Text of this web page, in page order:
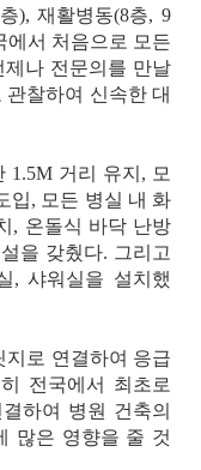
층),재활병동(8층, 9
에서 처음으로 모든
제나 전문의를 만날
찰하여 신속한 대
1.5M 거리 유지 , 모
입, 모든 병실 내 화
, 온돌식 바닥 난방
을 갖췄다. 그리고
,샤워실을 설치했
로 연결하여 응급
전국에서 최초로
결하여 병원 건축의
많은 영향을 줄 것